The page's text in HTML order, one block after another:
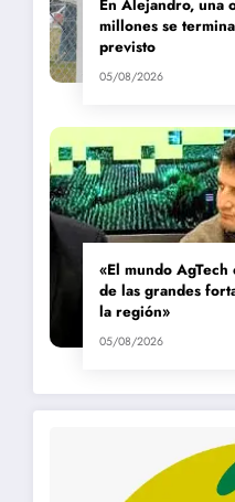
En Alejandro, una
millones se
previsto
05/08/2026
«El mundo
de las grandes
la región»
05/08/2026